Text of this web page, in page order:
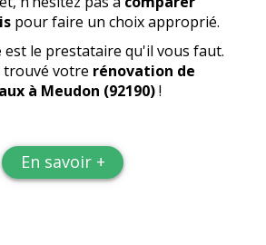
pour faire un choix approprié.
est le prestataire qu'il vous faut.
trouvé votre rénovation de
à Meudon (92190)!
En savoir +